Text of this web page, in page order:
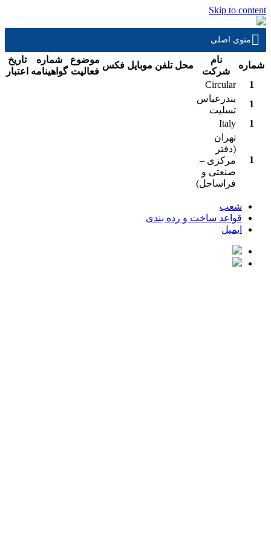
Skip to content
منوی اصلی
شماره
نام
شرکت
محل تلفن موبايل فكس
موضوع
فعاليت
شماره
گواهينامه
تاريخ
اعتبار
1
Circular
1
بندرعباس
تسلیت
1
Italy
1
تهران
(دفتر
مرکزی –
صنعتی و
فراساحل)
شعب
قواعد ساخت و رده بندی
ایمیل